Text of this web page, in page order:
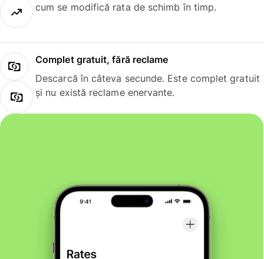
cum se modifică rata de schimb în timp.
Complet gratuit, fără reclame
Descarcă în câteva secunde. Este complet gratuit
și nu există reclame enervante.